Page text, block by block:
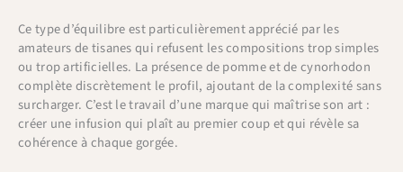
Ce type d’équilibre est particulièrement apprécié par les
amateurs de tisanes qui refusent les compositions trop simples
ou trop artificielles. La présence de pomme et de cynorhodon
complète discrètement le profil, ajoutant de la complexité sans
surcharger. C’est le travail d’une marque qui maîtrise son art :
créer une infusion qui plaît au premier coup et qui révèle sa
cohérence à chaque gorgée.